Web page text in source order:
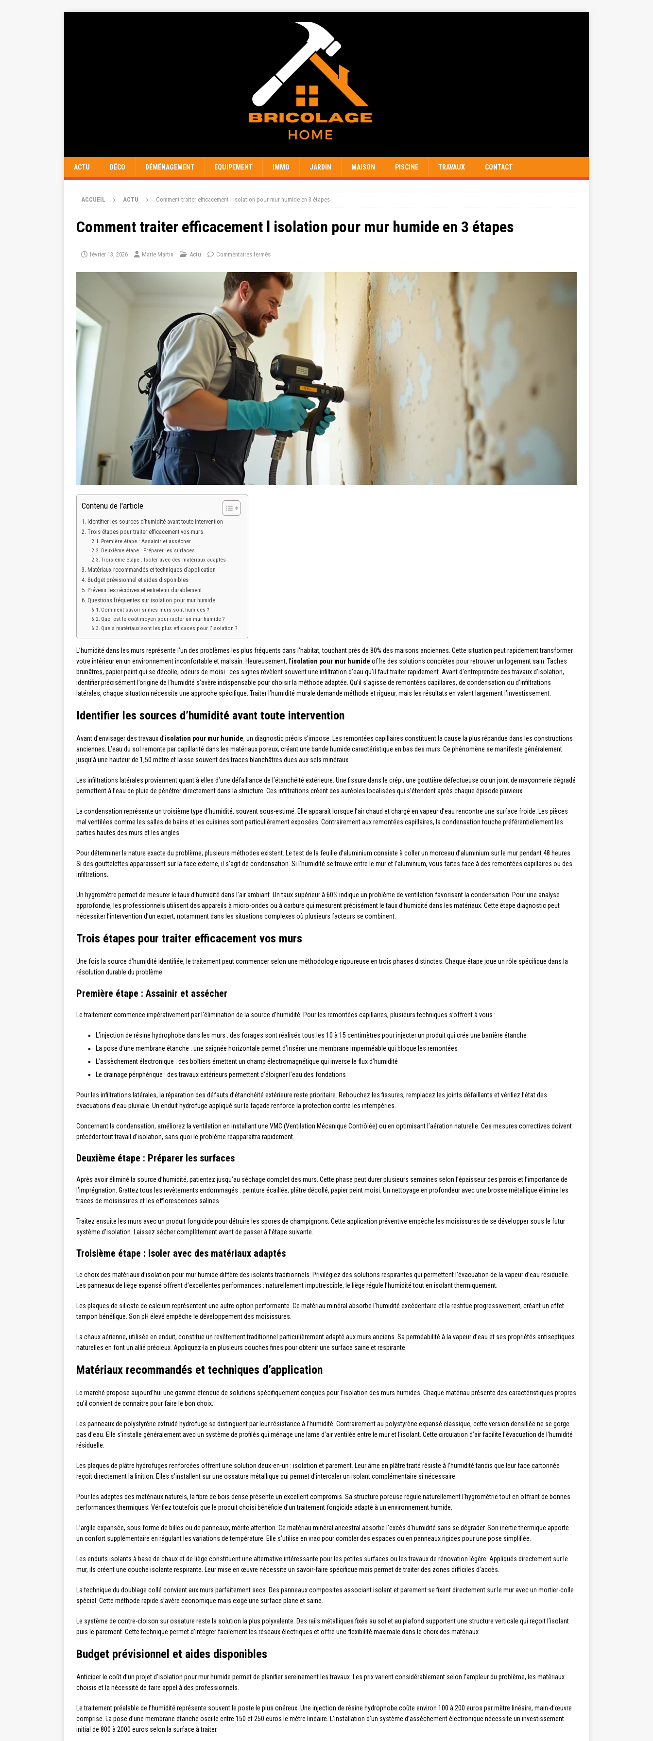
ACTU DÉCO DÉMÉNAGEMENT EQUIPEMENT IMMO JARDIN MAISON PISCINE TRAVAUX CONTACT
ACCUEIL ACTU Comment traiter efficacement l isolation pour mur humide en 3 étapes
Comment traiter efficacement l isolation pour mur humide en 3 étapes
février 13, 2026 Marie Martin Actu Commentaires fermés
Contenu de l'article
Identifier les sources d’humidité avant toute intervention
Trois étapes pour traiter efficacement vos murs
Première étape : Assainir et assécher
Deuxième étape : Préparer les surfaces
Troisième étape : Isoler avec des matériaux adaptés
Matériaux recommandés et techniques d’application
Budget prévisionnel et aides disponibles
Prévenir les récidives et entretenir durablement
Questions fréquentes sur isolation pour mur humide
Comment savoir si mes murs sont humides ?
Quel est le coût moyen pour isoler un mur humide ?
Quels matériaux sont les plus efficaces pour l’isolation ?
L’humidité dans les murs représente l’un des problèmes les plus fréquents dans l’habitat, touchant près de 80% des maisons anciennes. Cette situation peut rapidement transformer
votre intérieur en un environnement inconfortable et malsain. Heureusement, l’isolation pour mur humide offre des solutions concrètes pour retrouver un logement sain. Taches
brunâtres, papier peint qui se décolle, odeurs de moisi : ces signes révèlent souvent une infiltration d’eau qu’il faut traiter rapidement. Avant d’entreprendre des travaux d’isolation,
identifier précisément l’origine de l’humidité s’avère indispensable pour choisir la méthode adaptée. Qu’il s’agisse de remontées capillaires, de condensation ou d’infiltrations
latérales, chaque situation nécessite une approche spécifique. Traiter l’humidité murale demande méthode et rigueur, mais les résultats en valent largement l’investissement.
Identifier les sources d’humidité avant toute intervention
Avant d’envisager des travaux d’isolation pour mur humide, un diagnostic précis s’impose. Les remontées capillaires constituent la cause la plus répandue dans les constructions
anciennes. L’eau du sol remonte par capillarité dans les matériaux poreux, créant une bande humide caractéristique en bas des murs. Ce phénomène se manifeste généralement
jusqu’à une hauteur de 1,50 mètre et laisse souvent des traces blanchâtres dues aux sels minéraux.
Les infiltrations latérales proviennent quant à elles d’une défaillance de l’étanchéité extérieure. Une fissure dans le crépi, une gouttière défectueuse ou un joint de maçonnerie dégradé
permettent à l’eau de pluie de pénétrer directement dans la structure. Ces infiltrations créent des auréoles localisées qui s’étendent après chaque épisode pluvieux.
La condensation représente un troisième type d’humidité, souvent sous-estimé. Elle apparaît lorsque l’air chaud et chargé en vapeur d’eau rencontre une surface froide. Les pièces
mal ventilées comme les salles de bains et les cuisines sont particulièrement exposées. Contrairement aux remontées capillaires, la condensation touche préférentiellement les
parties hautes des murs et les angles.
Pour déterminer la nature exacte du problème, plusieurs méthodes existent. Le test de la feuille d’aluminium consiste à coller un morceau d’aluminium sur le mur pendant 48 heures.
Si des gouttelettes apparaissent sur la face externe, il s’agit de condensation. Si l’humidité se trouve entre le mur et l’aluminium, vous faites face à des remontées capillaires ou des
infiltrations.
Un hygromètre permet de mesurer le taux d’humidité dans l’air ambiant. Un taux supérieur à 60% indique un problème de ventilation favorisant la condensation. Pour une analyse
approfondie, les professionnels utilisent des appareils à micro-ondes ou à carbure qui mesurent précisément le taux d’humidité dans les matériaux. Cette étape diagnostic peut
nécessiter l’intervention d’un expert, notamment dans les situations complexes où plusieurs facteurs se combinent.
Trois étapes pour traiter efficacement vos murs
Une fois la source d’humidité identifiée, le traitement peut commencer selon une méthodologie rigoureuse en trois phases distinctes. Chaque étape joue un rôle spécifique dans la
résolution durable du problème.
Première étape : Assainir et assécher
Le traitement commence impérativement par l’élimination de la source d’humidité. Pour les remontées capillaires, plusieurs techniques s’offrent à vous :
L’injection de résine hydrophobe dans les murs : des forages sont réalisés tous les 10 à 15 centimètres pour injecter un produit qui crée une barrière étanche
La pose d’une membrane étanche : une saignée horizontale permet d’insérer une membrane imperméable qui bloque les remontées
L’assèchement électronique : des boîtiers émettent un champ électromagnétique qui inverse le flux d’humidité
Le drainage périphérique : des travaux extérieurs permettent d’éloigner l’eau des fondations
Pour les infiltrations latérales, la réparation des défauts d’étanchéité extérieure reste prioritaire. Rebouchez les fissures, remplacez les joints défaillants et vérifiez l’état des
évacuations d’eau pluviale. Un enduit hydrofuge appliqué sur la façade renforce la protection contre les intempéries.
Concernant la condensation, améliorez la ventilation en installant une VMC (Ventilation Mécanique Contrôlée) ou en optimisant l’aération naturelle. Ces mesures correctives doivent
précéder tout travail d’isolation, sans quoi le problème réapparaîtra rapidement.
Deuxième étape : Préparer les surfaces
Après avoir éliminé la source d’humidité, patientez jusqu’au séchage complet des murs. Cette phase peut durer plusieurs semaines selon l’épaisseur des parois et l’importance de
l’imprégnation. Grattez tous les revêtements endommagés : peinture écaillée, plâtre décollé, papier peint moisi. Un nettoyage en profondeur avec une brosse métallique élimine les
traces de moisissures et les efflorescences salines.
Traitez ensuite les murs avec un produit fongicide pour détruire les spores de champignons. Cette application préventive empêche les moisissures de se développer sous le futur
système d’isolation. Laissez sécher complètement avant de passer à l’étape suivante.
Troisième étape : Isoler avec des matériaux adaptés
Le choix des matériaux d’isolation pour mur humide diffère des isolants traditionnels. Privilégiez des solutions respirantes qui permettent l’évacuation de la vapeur d’eau résiduelle.
Les panneaux de liège expansé offrent d’excellentes performances : naturellement imputrescible, le liège régule l’humidité tout en isolant thermiquement.
Les plaques de silicate de calcium représentent une autre option performante. Ce matériau minéral absorbe l’humidité excédentaire et la restitue progressivement, créant un effet
tampon bénéfique. Son pH élevé empêche le développement des moisissures.
La chaux aérienne, utilisée en enduit, constitue un revêtement traditionnel particulièrement adapté aux murs anciens. Sa perméabilité à la vapeur d’eau et ses propriétés antiseptiques
naturelles en font un allié précieux. Appliquez-la en plusieurs couches fines pour obtenir une surface saine et respirante.
Matériaux recommandés et techniques d’application
Le marché propose aujourd’hui une gamme étendue de solutions spécifiquement conçues pour l’isolation des murs humides. Chaque matériau présente des caractéristiques propres
qu’il convient de connaître pour faire le bon choix.
Les panneaux de polystyrène extrudé hydrofuge se distinguent par leur résistance à l’humidité. Contrairement au polystyrène expansé classique, cette version densifiée ne se gorge
pas d’eau. Elle s’installe généralement avec un système de profilés qui ménage une lame d’air ventilée entre le mur et l’isolant. Cette circulation d’air facilite l’évacuation de l’humidité
résiduelle.
Les plaques de plâtre hydrofuges renforcées offrent une solution deux-en-un : isolation et parement. Leur âme en plâtre traité résiste à l’humidité tandis que leur face cartonnée
reçoit directement la finition. Elles s’installent sur une ossature métallique qui permet d’intercaler un isolant complémentaire si nécessaire.
Pour les adeptes des matériaux naturels, la fibre de bois dense présente un excellent compromis. Sa structure poreuse régule naturellement l’hygrométrie tout en offrant de bonnes
performances thermiques. Vérifiez toutefois que le produit choisi bénéficie d’un traitement fongicide adapté à un environnement humide.
L’argile expansée, sous forme de billes ou de panneaux, mérite attention. Ce matériau minéral ancestral absorbe l’excès d’humidité sans se dégrader. Son inertie thermique apporte
un confort supplémentaire en régulant les variations de température. Elle s’utilise en vrac pour combler des espaces ou en panneaux rigides pour une pose simplifiée.
Les enduits isolants à base de chaux et de liège constituent une alternative intéressante pour les petites surfaces ou les travaux de rénovation légère. Appliqués directement sur le
mur, ils créent une couche isolante respirante. Leur mise en œuvre nécessite un savoir-faire spécifique mais permet de traiter des zones difficiles d’accès.
La technique du doublage collé convient aux murs parfaitement secs. Des panneaux composites associant isolant et parement se fixent directement sur le mur avec un mortier-colle
spécial. Cette méthode rapide s’avère économique mais exige une surface plane et saine.
Le système de contre-cloison sur ossature reste la solution la plus polyvalente. Des rails métalliques fixés au sol et au plafond supportent une structure verticale qui reçoit l’isolant
puis le parement. Cette technique permet d’intégrer facilement les réseaux électriques et offre une flexibilité maximale dans le choix des matériaux.
Budget prévisionnel et aides disponibles
Anticiper le coût d’un projet d’isolation pour mur humide permet de planifier sereinement les travaux. Les prix varient considérablement selon l’ampleur du problème, les matériaux
choisis et la nécessité de faire appel à des professionnels.
Le traitement préalable de l’humidité représente souvent le poste le plus onéreux. Une injection de résine hydrophobe coûte environ 100 à 200 euros par mètre linéaire, main-d’œuvre
comprise. La pose d’une membrane étanche oscille entre 150 et 250 euros le mètre linéaire. L’installation d’un système d’assèchement électronique nécessite un investissement
initial de 800 à 2000 euros selon la surface à traiter.